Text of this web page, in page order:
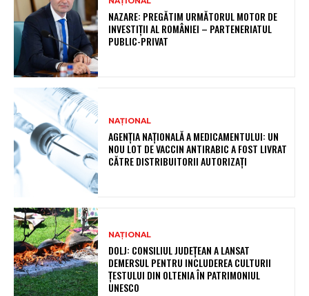
NAZARE: PREGĂTIM URMĂTORUL MOTOR DE
INVESTIȚII AL ROMÂNIEI – PARTENERIATUL
PUBLIC-PRIVAT
NAȚIONAL
AGENȚIA NAȚIONALĂ A MEDICAMENTULUI: UN
NOU LOT DE VACCIN ANTIRABIC A FOST LIVRAT
CĂTRE DISTRIBUITORII AUTORIZAȚI
NAȚIONAL
DOLJ: CONSILIUL JUDEȚEAN A LANSAT
DEMERSUL PENTRU INCLUDEREA CULTURII
ȚESTULUI DIN OLTENIA ÎN PATRIMONIUL
UNESCO